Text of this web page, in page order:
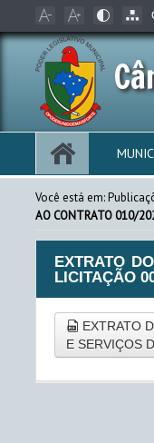
Você está em:
AO CONTRATO 010/
EXTRATO
LICITAÇÃO
EXTRATO
E SERVIÇOS